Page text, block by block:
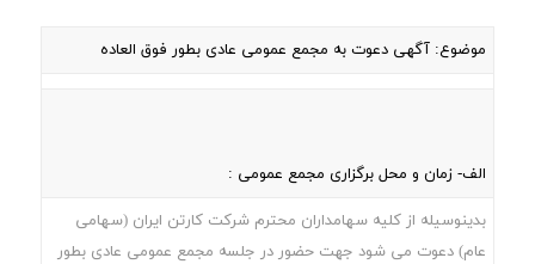
موضوع: آگهی دعوت به مجمع عمومی عادی بطور فوق العاده
الف- زمان و محل برگزاری مجمع عمومی :
بدینوسیله از کلیه سهامداران محترم شرکت کارتن ایران (سهامی
عام) دعوت می شود جهت حضور در جلسه مجمع عمومی عادی بطور